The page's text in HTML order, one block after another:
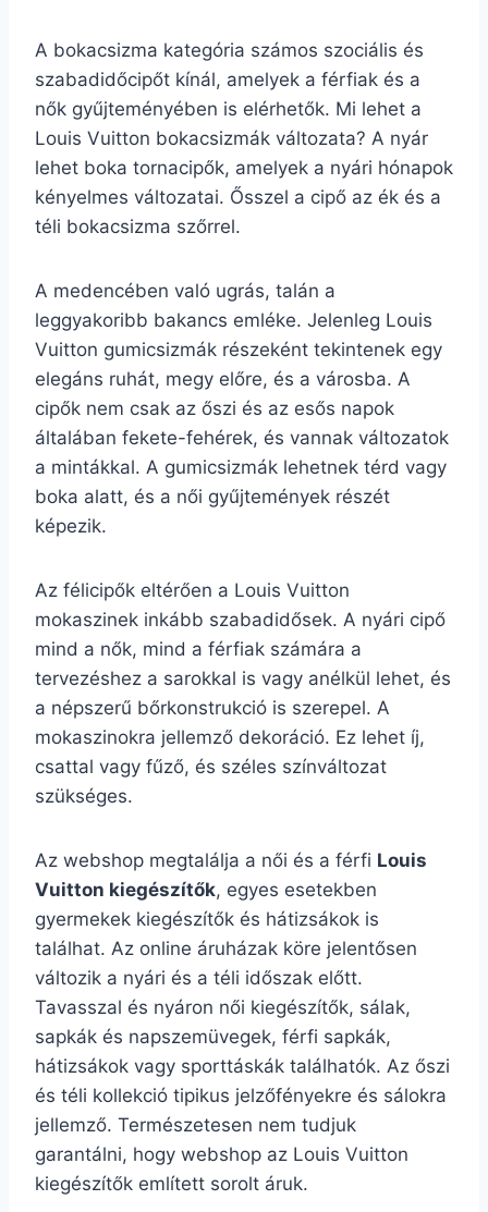
A bokacsizma kategória számos szociális és
szabadidőcipőt kínál, amelyek a férfiak és a
nők gyűjteményében is elérhetők. Mi lehet a
Louis Vuitton bokacsizmák változata? A nyár
lehet boka tornacipők, amelyek a nyári hónapok
kényelmes változatai. Ősszel a cipő az ék és a
téli bokacsizma szőrrel.
A medencében való ugrás, talán a
leggyakoribb bakancs emléke. Jelenleg Louis
Vuitton gumicsizmák részeként tekintenek egy
elegáns ruhát, megy előre, és a városba. A
cipők nem csak az őszi és az esős napok
általában fekete-fehérek, és vannak változatok
a mintákkal. A gumicsizmák lehetnek térd vagy
boka alatt, és a női gyűjtemények részét
képezik.
Az félicipők eltérően a Louis Vuitton
mokaszinek inkább szabadidősek. A nyári cipő
mind a nők, mind a férfiak számára a
tervezéshez a sarokkal is vagy anélkül lehet, és
a népszerű bőrkonstrukció is szerepel. A
mokaszinokra jellemző dekoráció. Ez lehet íj,
csattal vagy fűző, és széles színváltozat
szükséges.
Az webshop megtalálja a női és a férfi Louis
Vuitton kiegészítők, egyes esetekben
gyermekek kiegészítők és hátizsákok is
találhat. Az online áruházak köre jelentősen
változik a nyári és a téli időszak előtt.
Tavasszal és nyáron női kiegészítők, sálak,
sapkák és napszemüvegek, férfi sapkák,
hátizsákok vagy sporttáskák találhatók. Az őszi
és téli kollekció tipikus jelzőfényekre és sálokra
jellemző. Természetesen nem tudjuk
garantálni, hogy webshop az Louis Vuitton
kiegészítők említett sorolt áruk.